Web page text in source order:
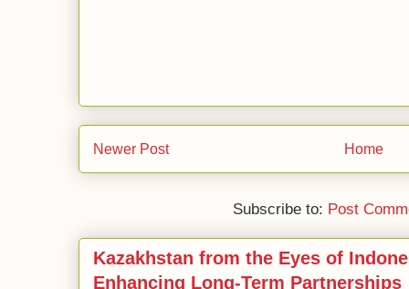
Newer Post Home
Subscribe to: Post
Kazakhstan from the Eyes of
Enhancing Long-Term Partnerships